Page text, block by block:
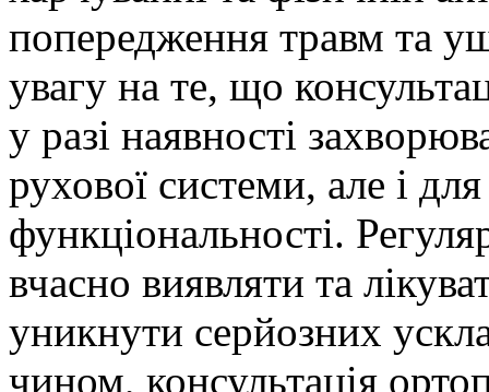
попередження травм та
увагу на те, що
у разі наявності
рухової системи, але і
функціональності.
вчасно виявляти та
уникнути серйозних
чином, консультація